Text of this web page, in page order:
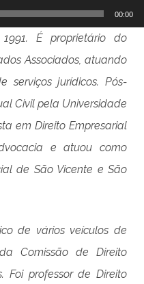
00:00
É proprietário do
Associados, atuando
serviços jurídicos. Pós-
Civil pela Universidade
em Direito Empresarial
e atuou como
de São Vicente e São
de vários veículos de
Comissão de Direito
Foi professor de Direito